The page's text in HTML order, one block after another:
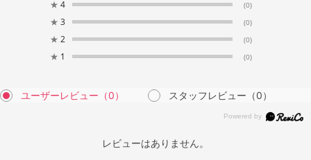
★ 4 (0)
★ 3 (0)
★ 2 (0)
★ 1 (0)
ユーザーレビュー （0） スタッフレビュー （0）
レビューはありません。